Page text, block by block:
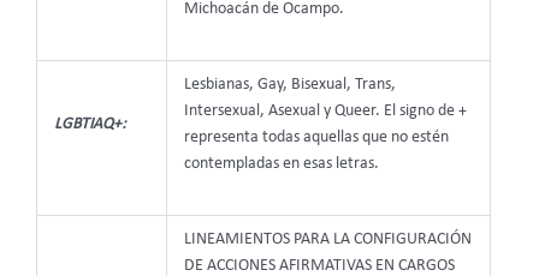
Michoacán de Ocampo.
LGBTIAQ+:
Lesbianas, Gay, Bisexual, Trans,
Intersexual, Asexual y Queer. El signo de +
representa todas aquellas que no estén
contempladas en esas letras.
LINEAMIENTOS PARA LA CONFIGURACIÓN
DE ACCIONES AFIRMATIVAS EN CARGOS